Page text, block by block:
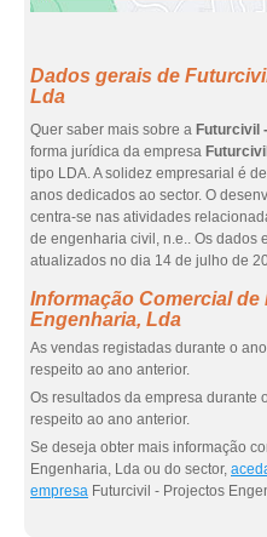
Dados gerais de
Lda
Quer saber mais sobre a Futurcivil
forma jurídica da empresa
tipo LDA. A solidez empresarial é
anos dedicados ao sector. O
centra-se nas atividades
de engenharia civil, n.e.. Os dados
atualizados no dia 14 de julho de
Informação Comercial
Engenharia, Lda
As vendas registadas durante o
respeito ao ano anterior.
Os resultados da empresa durante
respeito ao ano anterior.
Se deseja obter mais informação
Engenharia, Lda ou do sector,
empresa Futurcivil - Projectos